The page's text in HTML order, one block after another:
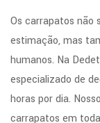
Os carrapatos não
estimação, mas
humanos. Na
especializado de
horas por dia.
carrapatos em